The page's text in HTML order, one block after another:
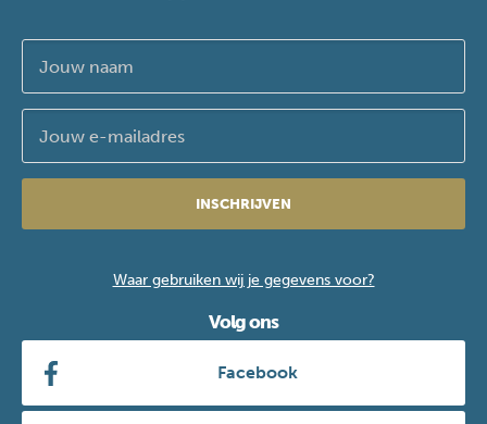
INSCHRIJVEN
Waar gebruiken wij je gegevens voor?
Volg ons
Facebook